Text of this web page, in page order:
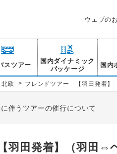
ウェブの
スツアー
国内ダイナミック
パッケージ
国内
北欧 > フレンドツアー 【羽田発着】
伴うツアーの催行について
田発着】（羽田⇔